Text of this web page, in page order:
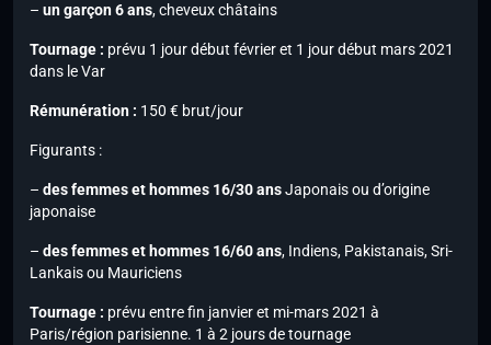
– un garçon 6 ans, cheveux châtains
Tournage : prévu 1 jour début février et 1 jour début mars 2021
dans le Var
Rémunération : 150 € brut/jour
Figurants :
– des femmes et hommes 16/30 ansJaponais ou d’origine
japonaise
– des femmes et hommes 16/60 ans, Indiens, Pakistanais, Sri-
Lankais ou Mauriciens
Tournage : prévu entre fin janvier et mi-mars 2021 à
Paris/région parisienne. 1 à 2 jours de tournage